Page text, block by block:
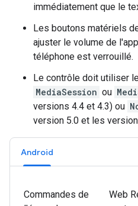
immédiatement que le
Les boutons matériels
ajuster le volume de
téléphone est verrouillé.
Le contrôle doit utiliser
MediaSession ou
versions 4.4 et 4.3) ou
version 5.0 et les
Android
Commandes de
Web